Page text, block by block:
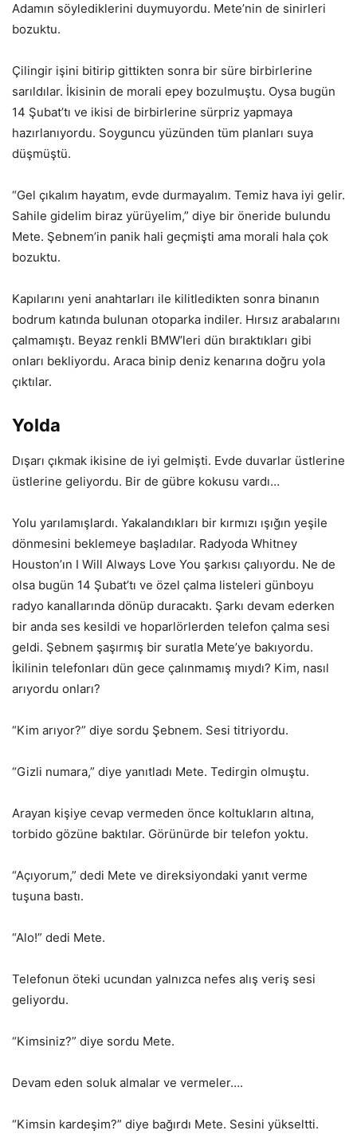
Adamın söylediklerini duymuyordu. Mete’nin de sinirleri
bozuktu.
Çilingir işini bitirip gittikten sonra bir süre birbirlerine
sarıldılar. İkisinin de morali epey bozulmuştu. Oysa bugün
14 Şubat’tı ve ikisi de birbirlerine sürpriz yapmaya
hazırlanıyordu. Soyguncu yüzünden tüm planları suya
düşmüştü.
“Gel çıkalım hayatım, evde durmayalım. Temiz hava iyi gelir.
Sahile gidelim biraz yürüyelim,” diye bir öneride bulundu
Mete. Şebnem’in panik hali geçmişti ama morali hala çok
bozuktu.
Kapılarını yeni anahtarları ile kilitledikten sonra binanın
bodrum katında bulunan otoparka indiler. Hırsız arabalarını
çalmamıştı. Beyaz renkli BMW’leri dün bıraktıkları gibi
onları bekliyordu. Araca binip deniz kenarına doğru yola
çıktılar.
Yolda
Dışarı çıkmak ikisine de iyi gelmişti. Evde duvarlar üstlerine
üstlerine geliyordu. Bir de gübre kokusu vardı…
Yolu yarılamışlardı. Yakalandıkları bir kırmızı ışığın yeşile
dönmesini beklemeye başladılar. Radyoda Whitney
Houston’ın I Will Always Love You şarkısı çalıyordu. Ne de
olsa bugün 14 Şubat’tı ve özel çalma listeleri günboyu
radyo kanallarında dönüp duracaktı. Şarkı devam ederken
bir anda ses kesildi ve hoparlörlerden telefon çalma sesi
geldi. Şebnem şaşırmış bir suratla Mete’ye bakıyordu.
İkilinin telefonları dün gece çalınmamış mıydı? Kim, nasıl
arıyordu onları?
“Kim arıyor?” diye sordu Şebnem. Sesi titriyordu.
“Gizli numara,” diye yanıtladı Mete. Tedirgin olmuştu.
Arayan kişiye cevap vermeden önce koltukların altına,
torbido gözüne baktılar. Görünürde bir telefon yoktu.
“Açıyorum,” dedi Mete ve direksiyondaki yanıt verme
tuşuna bastı.
“Alo!” dedi Mete.
Telefonun öteki ucundan yalnızca nefes alış veriş sesi
geliyordu.
“Kimsiniz?” diye sordu Mete.
Devam eden soluk almalar ve vermeler….
“Kimsin kardeşim?” diye bağırdı Mete. Sesini yükseltti.